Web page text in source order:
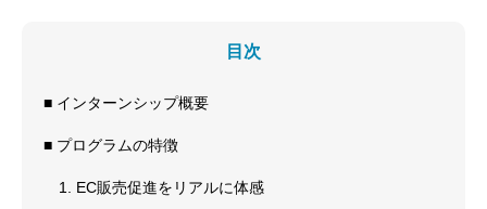
目次
■ インターンシップ概要
■ プログラムの特徴
1. EC販売促進をリアルに体感